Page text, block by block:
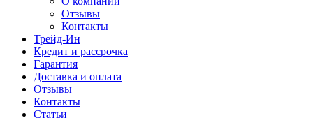
Отзывы
Контакты
Трейд-Ин
Кредит и рассрочка
Гарантия
Доставка и оплата
Отзывы
Контакты
Статьи